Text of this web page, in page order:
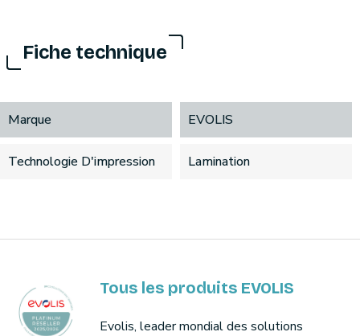
Fiche technique
Marque EVOLIS
Technologie D'impression Lamination
Tous les produits EVOLIS
Evolis, leader mondial des solutions